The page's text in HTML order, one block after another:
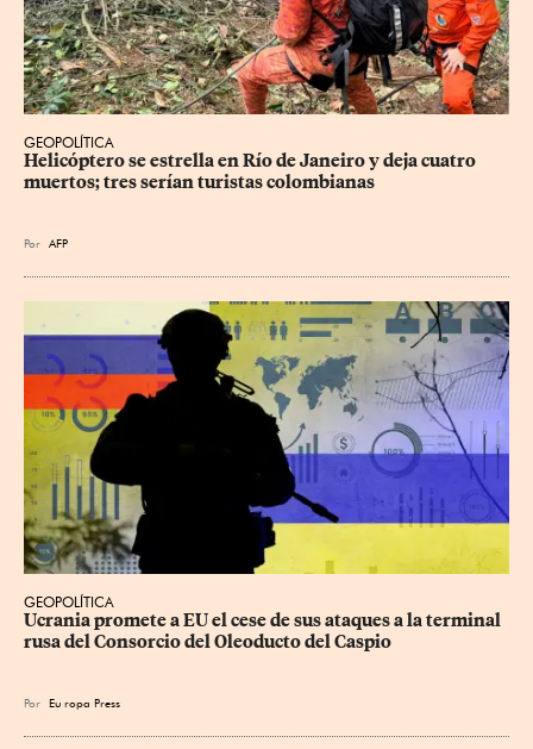
GEOPOLÍTICA
Helicóptero se estrella en Río de Janeiro y deja cuatro
muertos; tres serían turistas colombianas
Por AFP
GEOPOLÍTICA
Ucrania promete a EU el cese de sus ataques a la terminal
rusa del Consorcio del Oleoducto del Caspio
Por Eu ropa Press